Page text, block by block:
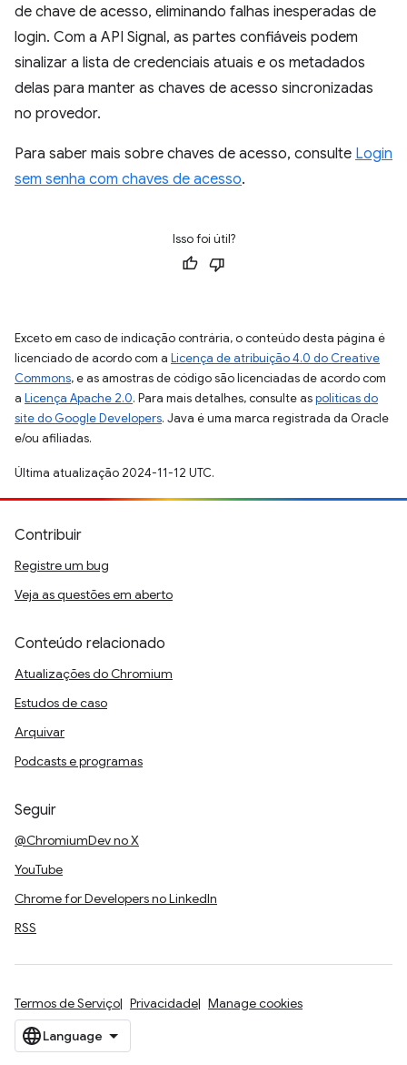
de chave de acesso, eliminando falhas inesperadas de
login. Com a API Signal, as partes confiáveis podem
sinalizar a lista de credenciais atuais e os metadados
delas para manter as chaves de acesso sincronizadas
no provedor.
Para saber mais sobre chaves de acesso, consulte Login
sem senha com chaves de acesso.
Isso foi útil?
Exceto em caso de indicação contrária, o conteúdo desta página é
licenciado de acordo com a Licença de atribuição 4.0 do Creative
Commons, e as amostras de código são licenciadas de acordo com
a Licença Apache 2.0. Para mais detalhes, consulte aspolíticas do
site do Google Developers. Java é uma marca registrada da Oracle
e/ou afiliadas.
Última atualização 2024-11-12 UTC.
Contribuir
Registre um bug
Veja as questões em aberto
Conteúdo relacionado
Atualizações do Chromium
Estudos de caso
Arquivar
Podcasts e programas
Seguir
@ChromiumDev no X
YouTube
Chrome for Developers no LinkedIn
RSS
Termos de Serviço Privacidade Manage cookies